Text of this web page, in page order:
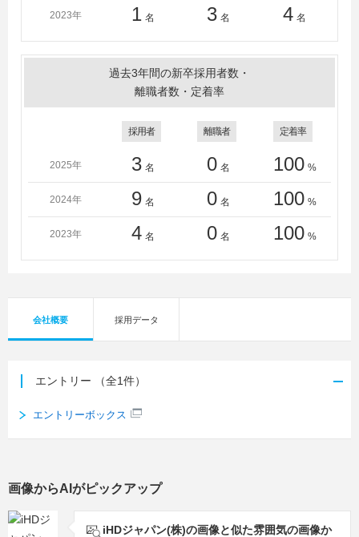
2023年 1 名 3 名 4 名
過去3年間の新卒採用者数・
離職者数・定着率
採用者 離職者 定着率
2025年 3 名 0 名 100 %
2024年 9 名 0 名 100 %
2023年 4 名 0 名 100 %
会社概要 採用データ
エントリー （全1件）
エントリーボックス
画像からAIがピックアップ
iHDジャパン(株)の画像と似た雰囲気の画像か